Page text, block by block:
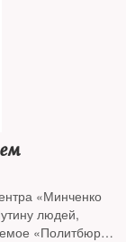
«Минченко
людей,
«Политбюро